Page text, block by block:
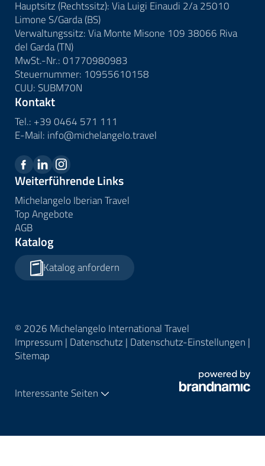
Hauptsitz (Rechtssitz): Via Luigi Einaudi 2/a 25010
Limone S/Garda (BS)
Verwaltungssitz: Via Monte Misone 109 38066 Riva
del Garda (TN)
MwSt.-Nr.: 01770980983
Steuernummer: 10955610158
CUU: SUBM70N
Kontakt
Tel.: +39 0464 571 111
E-Mail: info@michelangelo.travel
Weiterführende Links
Michelangelo Iberian Travel
Top Angebote
AGB
Katalog
Katalog anfordern
© 2026 Michelangelo International Travel
Impressum | Datenschutz | Datenschutz-Einstellungen |
Sitemap
Interessante Seiten